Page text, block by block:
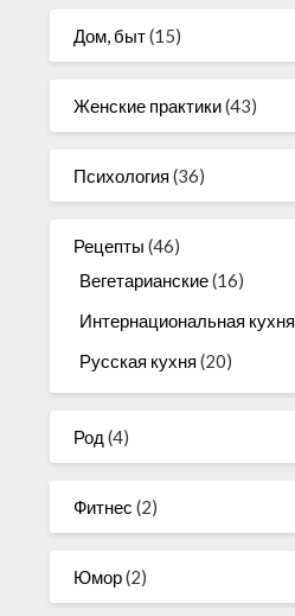
Дом, быт(15)
Женские практики(43)
Психология (36)
Рецепты (46)
Вегетарианские(16)
Интернациональная кухня
Русская кухня (20)
Род (4)
Фитнес (2)
Юмор(2)